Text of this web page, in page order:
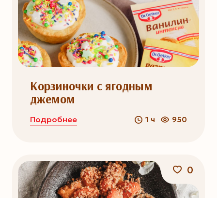
Корзиночки с ягодным
джемом
Подробнее 1 ч 950
0